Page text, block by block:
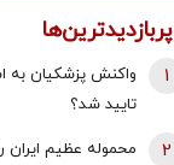
پربازدیدترین‌ها
واکنش پزشکیان به
تایید شد؟
1
محموله عظیم 2